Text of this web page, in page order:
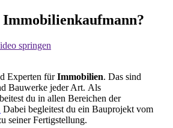
Immobilienkaufmann?
springen
Experten fürImmobilien. Das sind
Bauwerke jeder Art. Als
du in allen Bereichen der
Dabei begleitest du ein Bauprojekt vom
seiner Fertigstellung.